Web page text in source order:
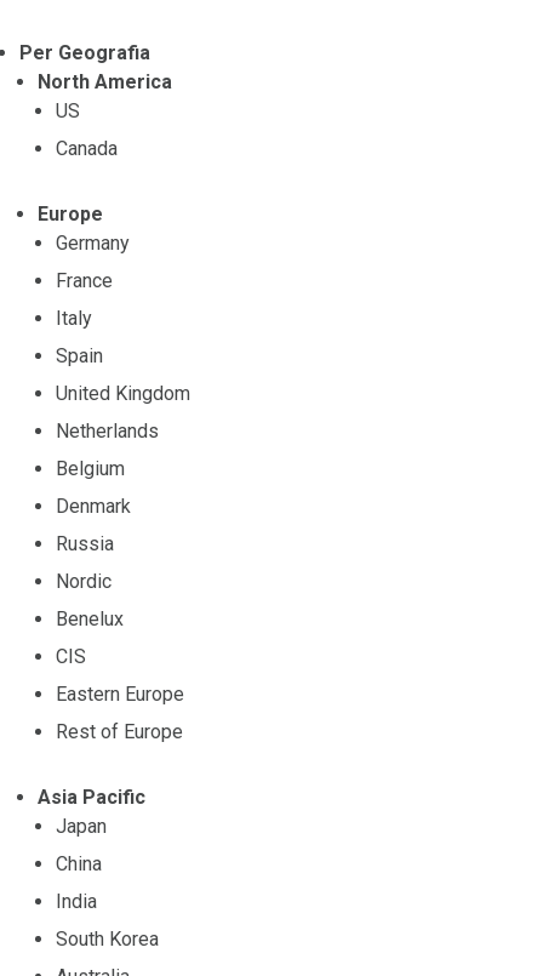
Per Geografia
North America
US
Canada
Europe
Germany
France
Italy
Spain
United Kingdom
Netherlands
Belgium
Denmark
Russia
Nordic
Benelux
CIS
Eastern Europe
Rest of Europe
Asia Pacific
Japan
China
India
South Korea